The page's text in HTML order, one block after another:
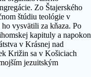
Zo Štajerského
štúdiu teológie v
vysvätili za kňaza. Po
kapituly a napokon
v Krásnej nad
Križin sa v Košiciach
jezuitským